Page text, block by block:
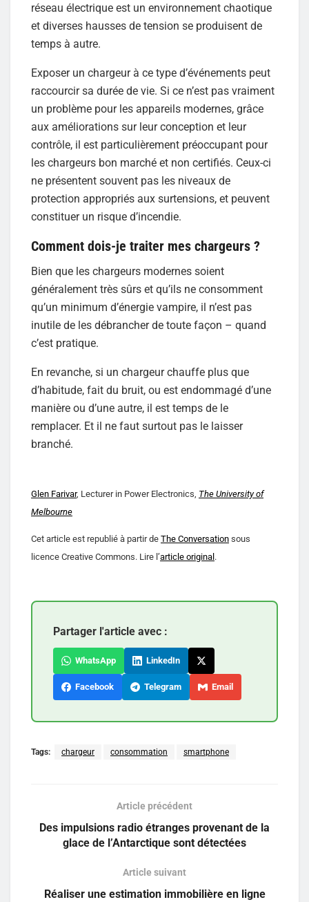
réseau électrique est un environnement chaotique
et diverses hausses de tension se produisent de
temps à autre.
Exposer un chargeur à ce type d’événements peut
raccourcir sa durée de vie. Si ce n’est pas vraiment
un problème pour les appareils modernes, grâce
aux améliorations sur leur conception et leur
contrôle, il est particulièrement préoccupant pour
les chargeurs bon marché et non certifiés. Ceux-ci
ne présentent souvent pas les niveaux de
protection appropriés aux surtensions, et peuvent
constituer un risque d’incendie.
Comment dois-je traiter mes chargeurs ?
Bien que les chargeurs modernes soient
généralement très sûrs et qu’ils ne consomment
qu’un minimum d’énergie vampire, il n’est pas
inutile de les débrancher de toute façon – quand
c’est pratique.
En revanche, si un chargeur chauffe plus que
d’habitude, fait du bruit, ou est endommagé d’une
manière ou d’une autre, il est temps de le
remplacer. Et il ne faut surtout pas le laisser
branché.
Glen Farivar, Lecturer in Power Electronics, The University of
Melbourne
Cet article est republié à partir de The Conversation sous
licence Creative Commons. Lire l’article original .
Partager l'article avec :
WhatsApp LinkedIn
Facebook Telegram Email
Tags: chargeur consommation smartphone
Article précédent
Des impulsions radio étranges provenant de la
glace de l’Antarctique sont détectées
Article suivant
Réaliser une estimation immobilière en ligne